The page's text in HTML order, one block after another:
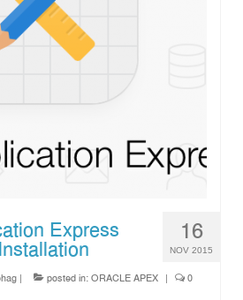
16
NOV 2015
Express
| posted in: ORACLE APEX | 0